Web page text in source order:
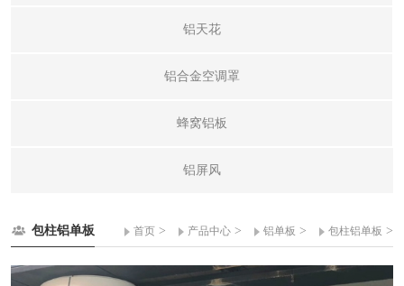
铝天花
铝合金空调罩
蜂窝铝板
铝屏风
包柱铝单板 首页 > 产品中心 > 铝单板 > 包柱铝单板 >